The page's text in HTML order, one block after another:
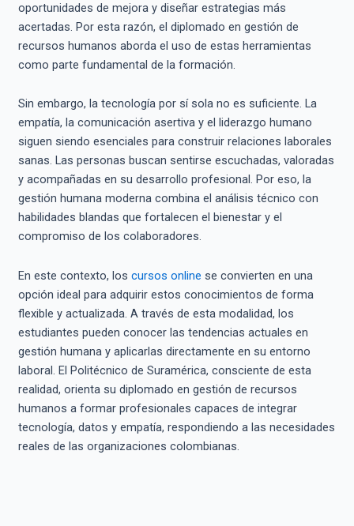
oportunidades de mejora y diseñar estrategias más
acertadas. Por esta razón, el diplomado en gestión de
recursos humanos aborda el uso de estas herramientas
como parte fundamental de la formación.
Sin embargo, la tecnología por sí sola no es suficiente. La
empatía, la comunicación asertiva y el liderazgo humano
siguen siendo esenciales para construir relaciones laborales
sanas. Las personas buscan sentirse escuchadas, valoradas
y acompañadas en su desarrollo profesional. Por eso, la
gestión humana moderna combina el análisis técnico con
habilidades blandas que fortalecen el bienestar y el
compromiso de los colaboradores.
En este contexto, los cursos online se convierten en una
opción ideal para adquirir estos conocimientos de forma
flexible y actualizada. A través de esta modalidad, los
estudiantes pueden conocer las tendencias actuales en
gestión humana y aplicarlas directamente en su entorno
laboral. El Politécnico de Suramérica, consciente de esta
realidad, orienta su diplomado en gestión de recursos
humanos a formar profesionales capaces de integrar
tecnología, datos y empatía, respondiendo a las necesidades
reales de las organizaciones colombianas.